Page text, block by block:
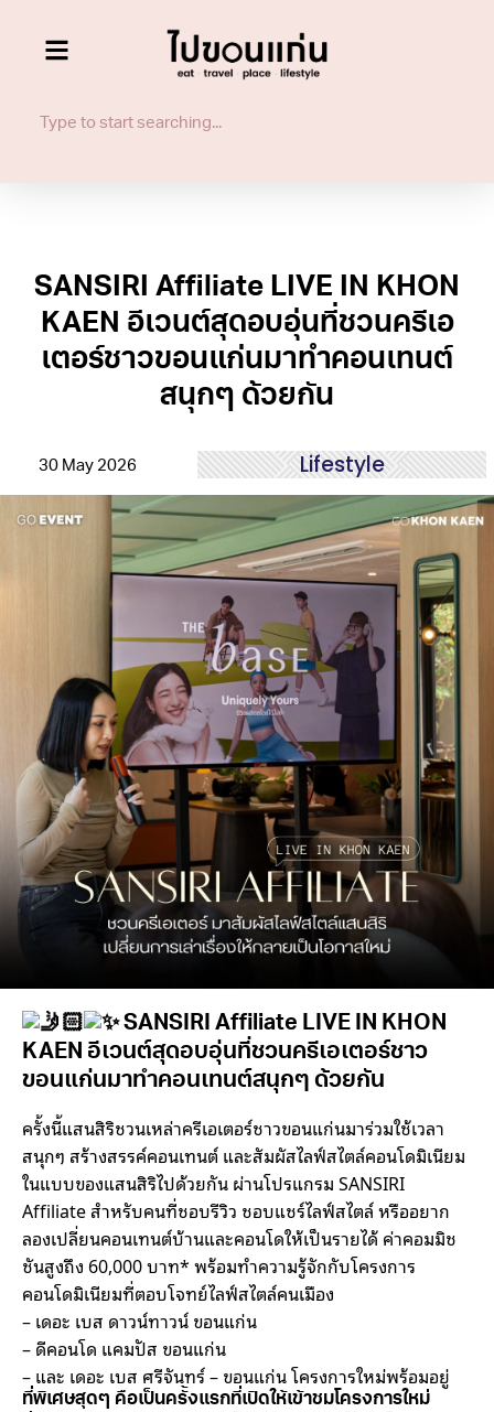
SANSIRI Affiliate LIVE IN KHON
KAEN อีเวนต์สุดอบอุ่นที่ชวนครีเอ
เตอร์ชาวขอนแก่นมาทำคอนเทนต์
สนุกๆ ด้วยกัน
30 May 2026 Lifestyle
SANSIRI Affiliate LIVE IN KHON
KAEN อีเวนต์สุดอบอุ่นที่ชวนครีเอเตอร์ชาว
ขอนแก่นมาทำคอนเทนต์สนุกๆ ด้วยกัน
ครั้งนี้แสนสิริชวนเหล่าครีเอเตอร์ชาวขอนแก่นมาร่วมใช้เวลา
สนุกๆ สร้างสรรค์คอนเทนต์ และสัมผัสไลฟ์สไตล์คอนโดมิเนียม
ในแบบของแสนสิริไปด้วยกัน ผ่านโปรแกรม SANSIRI
Affiliate สำหรับคนที่ชอบรีวิว ชอบแชร์ไลฟ์สไตล์ หรืออยาก
ลองเปลี่ยนคอนเทนต์บ้านและคอนโดให้เป็นรายได้ ค่าคอมมิช
ชันสูงถึง 60,000 บาท* พร้อมทำความรู้จักกับโครงการ
คอนโดมิเนียมที่ตอบโจทย์ไลฟ์สไตล์คนเมือง
– เดอะ เบส ดาวน์ทาวน์ ขอนแก่น
– ดีคอนโด แคมปัส ขอนแก่น
– และ เดอะ เบส ศรีจันทร์ – ขอนแก่น โครงการใหม่พร้อมอยู่
ที่พิเศษสุดๆ คือเป็นครั้งแรกที่เปิดให้เข้าชมโครงการใหม่